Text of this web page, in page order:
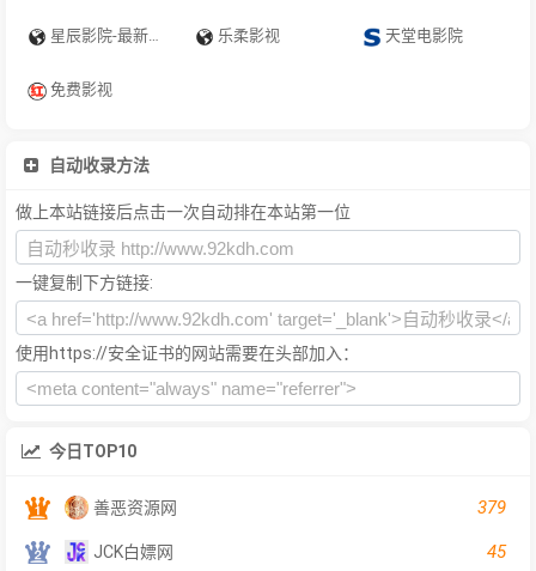
星辰影院-最新最全影视免费在线观看 乐柔影视 天堂电影院
免费影视
自动收录方法
做上本站链接后点击一次自动排在本站第一位
一键复制下方链接:
使用https://安全证书的网站需要在头部加入：
今日TOP10
善恶资源网 379
JCK白嫖网 45